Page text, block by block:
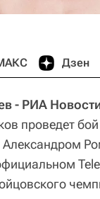
Дзен
- РИА
проведет